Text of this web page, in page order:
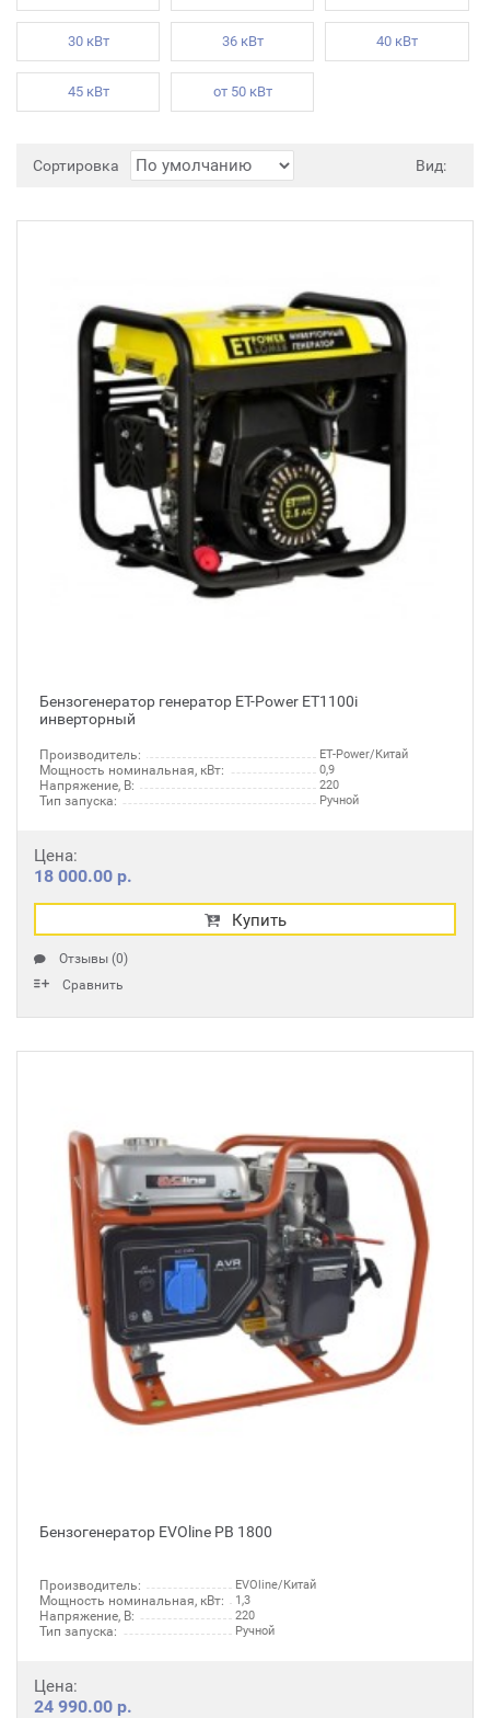
30 кВт 36 кВт 40 кВт
45 кВт от 50 кВт
Сортировка Вид:
Бензогенератор генератор ET-Power ET1100i
инверторный
Производитель: ET-Power/Китай
Мощность номинальная, кВт: 0,9
Напряжение, В: 220
Тип запуска: Ручной
Цена:
18 000.00 р.
Купить
Отзывы (0)
Сравнить
Бензогенератор EVOline PB 1800
Производитель: EVOline/Китай
Мощность номинальная, кВт: 1,3
Напряжение, В: 220
Тип запуска: Ручной
Цена:
24 990.00 р.